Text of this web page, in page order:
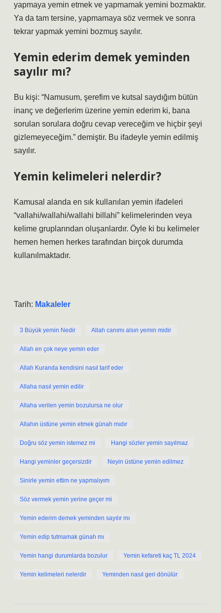
yapmaya yemin etmek ve yapmamak yemini bozmaktır.
Ya da tam tersine, yapmamaya söz vermek ve sonra
tekrar yapmak yemini bozmuş sayılır.
Yemin ederim demek yeminden
sayılır mı?
Bu kişi: “Namusum, şerefim ve kutsal saydığım bütün
inanç ve değerlerim üzerine yemin ederim ki, bana
sorulan sorulara doğru cevap vereceğim ve hiçbir şeyi
gizlemeyeceğim.” demiştir. Bu ifadeyle yemin edilmiş
sayılır.
Yemin kelimeleri nelerdir?
Kamusal alanda en sık kullanılan yemin ifadeleri
“vallahi/wallahi/wallahi billahi” kelimelerinden veya
kelime gruplarından oluşanlardır. Öyle ki bu kelimeler
hemen hemen herkes tarafından birçok durumda
kullanılmaktadır.
Tarih: Makaleler
3 Büyük yemin Nedir Allah canımı alsın yemin midir
Allah en çok neye yemin eder
Allah Kuranda kendisini nasıl tarif eder
Allaha nasıl yemin edilir
Allaha verilen yemin bozulursa ne olur
Allahın üstüne yemin etmek günah mıdır
Doğru söz yemin istemez mi Hangi sözler yemin sayılmaz
Hangi yeminler geçersizdir Neyin üstüne yemin edilmez
Sinirle yemin ettim ne yapmalıyım
Söz vermek yemin yerine geçer mi
Yemin ederim demek yeminden sayılır mı
Yemin edip tutmamak günah mı
Yemin hangi durumlarda bozulur Yemin kefareti kaç TL 2024
Yemin kelimeleri nelerdir Yeminden nasıl geri dönülür